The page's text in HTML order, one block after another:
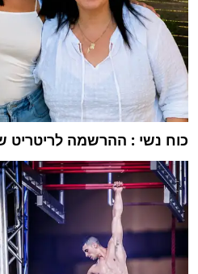
כוח נשי : ההרשמה לריטריט